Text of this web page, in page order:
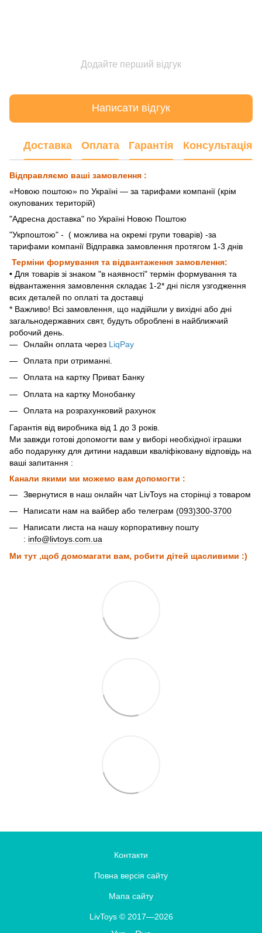
Додайте перший відгук
Написати відгук
Доставка Оплата Гарантія Консультація
Відправляємо ваші замовлення :
«Новою поштою» по Україні — за тарифами компанії (крім
окупованих територій)
"Адресна доставка" по Україні Новою Поштою
"Укрпоштою" - ( можлива на окремі групи товарів) -за
тарифами компанії Відправка замовлення протягом 1-3 днів
Терміни формування та відвантаження замовлення:
• Для товарів зі знаком "в наявності" термін формування та
відвантаження замовлення складає 1-2* дні після узгодження
всих деталей по оплаті та доставці
* Важливо! Всі замовлення, що надійшли у вихідні або дні
загальнодержавних свят, будуть оброблені в найближчий
робочий день.
Онлайн оплата через LiqPay
Оплата при отриманні.
Оплата на картку Приват Банку
Оплата на картку Монобанку
Оплата на розрахунковий рахунок
Гарантія від виробника від 1 до 3 років.
Ми завжди готові допомогти вам у виборі необхідної іграшки
або подарунку для дитини надавши кваліфіковану відповідь на
ваші запитання :
Канали якими ми можемо вам допомогти :
Звернутися в наш онлайн чат LivToys на сторінці з товаром
Написати нам на вайбер або телеграм (093)300-3700
Написати листа на нашу корпоративну пошту
: info@livtoys.com.ua
Ми тут ,щоб домомагати вам, робити дітей щасливими :)
Контакти
Повна версія сайту
Мапа сайту
LivToys © 2017—2026